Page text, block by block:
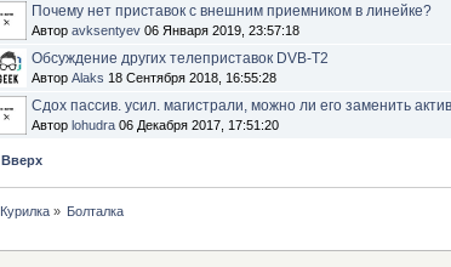
Почему нет приставок с внешним приемником в линейке?
Авторavksentyev 06 Января 2019, 23:57:18
Обсуждение других телеприставок DVB-T2
АвторAlaks 18 Сентября 2018, 16:55:28
Сдох пассив. усил. магистрали, можно ли его заменить
Авторlohudra 06 Декабря 2017, 17:51:20
Вверх
Курилка» Болталка